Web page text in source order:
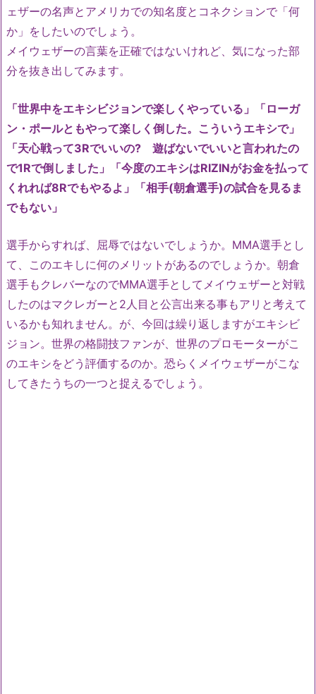
ェザーの名声とアメリカでの知名度とコネクションで「何
か」をしたいのでしょう。
メイウェザーの言葉を正確ではないけれど、気になった部
分を抜き出してみます。
「世界中をエキシビジョンで楽しくやっている」「ローガ
ン・ポールともやって楽しく倒した。こういうエキシで」
「天心戦って3Rでいいの? 遊ばないでいいと言われたの
で1Rで倒しました」「今度のエキシはRIZINがお金を払って
くれれば8Rでもやるよ」「相手(朝倉選手)の試合を見るま
でもない」
選手からすれば、屈辱ではないでしょうか。MMA選手とし
て、このエキしに何のメリットがあるのでしょうか。朝倉
選手もクレバーなのでMMA選手としてメイウェザーと対戦
したのはマクレガーと2人目と公言出来る事もアリと考えて
いるかも知れません。が、今回は繰り返しますがエキシビ
ジョン。世界の格闘技ファンが、世界のプロモーターがこ
のエキシをどう評価するのか。恐らくメイウェザーがこな
してきたうちの一つと捉えるでしょう。